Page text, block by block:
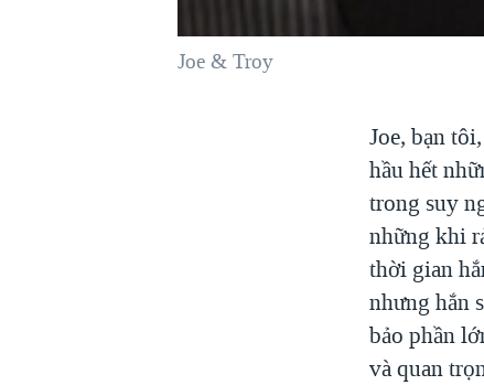
NGƯ DÂN VIỆT VÀ LÀN SÓNG
Joe & Troy
Joe, bạn
hầu hết
trong suy
những khi
thời gian
nhưng hắn
bảo phần
và quan